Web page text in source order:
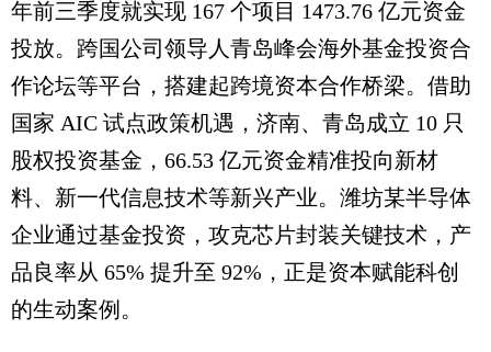
年前三季度就实现 167 个项目 1473.76 亿元资金
投放。跨国公司领导人青岛峰会海外基金投资合
作论坛等平台，搭建起跨境资本合作桥梁。借助
国家 AIC 试点政策机遇，济南、青岛成立 10 只
股权投资基金，66.53 亿元资金精准投向新材
料、新一代信息技术等新兴产业。潍坊某半导体
企业通过基金投资，攻克芯片封装关键技术，产
品良率从 65% 提升至 92%，正是资本赋能科创
的生动案例。